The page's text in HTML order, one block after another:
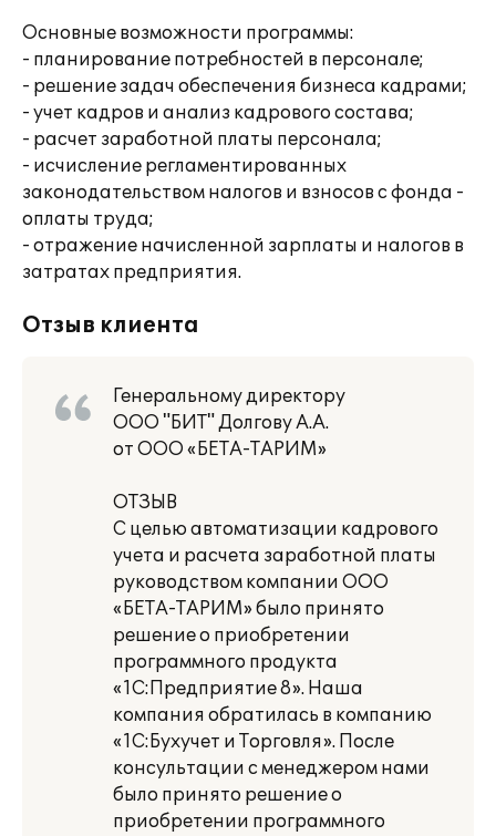
Основные возможности программы:
- планирование потребностей в персонале;
- решение задач обеспечения бизнеса кадрами;
- учет кадров и анализ кадрового состава;
- расчет заработной платы персонала;
- исчисление регламентированных
законодательством налогов и взносов с фонда -
оплаты труда;
- отражение начисленной зарплаты и налогов в
затратах предприятия.
Отзыв клиента
Генеральному директору
ООО "БИТ" Долгову А.А.
от ООО «БЕТА-ТАРИМ»
ОТЗЫВ
С целью автоматизации кадрового
учета и расчета заработной платы
руководством компании ООО
«БЕТА-ТАРИМ» было принято
решение о приобретении
программного продукта
«1С:Предприятие 8». Наша
компания обратилась в компанию
«1С:Бухучет и Торговля». После
консультации с менеджером нами
было принято решение о
приобретении программного